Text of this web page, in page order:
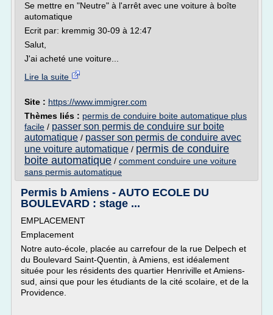
Se mettre en "Neutre" à l'arrêt avec une voiture à boîte
automatique
Ecrit par: kremmig 30-09 à 12:47
Salut,
J'ai acheté une voiture...
Lire la suite
Site : https://www.immigrer.com
Thèmes liés : permis de conduire boite automatique plus
facile / passer son permis de conduire sur boite
automatique / passer son permis de conduire avec
une voiture automatique / permis de conduire
boite automatique / comment conduire une voiture
sans permis automatique
Permis b Amiens - AUTO ECOLE DU
BOULEVARD : stage ...
EMPLACEMENT
Emplacement
Notre auto-école, placée au carrefour de la rue Delpech et
du Boulevard Saint-Quentin, à Amiens, est idéalement
située pour les résidents des quartier Henriville et Amiens-
sud, ainsi que pour les étudiants de la cité scolaire, et de la
Providence.